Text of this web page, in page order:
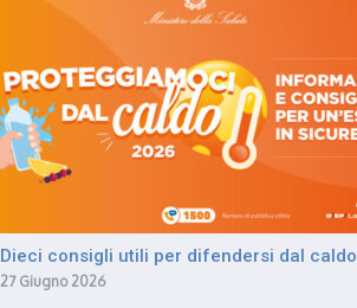
Dieci consigli utili per difendersi dal caldo
27 Giugno 2026